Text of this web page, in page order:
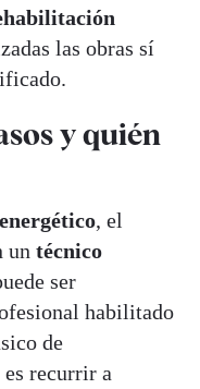
las obras sí
y quién
, el
un técnico
ser
habilitado
de
recurrir a